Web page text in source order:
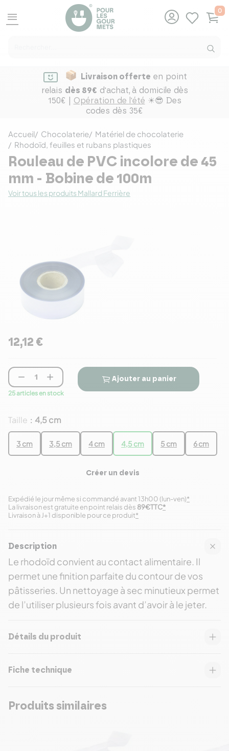
menu
0
Livraison offerte en point
relais dès 89€ d'achat, à domicile dès
150€ | Opération de l'été ☀😎 Des
codes dès 35€
Accueil Chocolaterie
Matériel de chocolaterie
Rhodoïd, feuilles et rubans plastiques
Rouleau de PVC incolore de 45
mm - Bobine de 100m
Voir tous les produits Mallard Ferrière
12,12 €
Taille : 4,5 cm
3 cm 3,5 cm 4 cm 4,5 cm 5 cm 6 cm
 
25 articles en stock
Ajouter au panier
Créer un devis
Expédié le jour même si commandé avant 13h00 (lun-ven)*
Livraison à J+1 disponible pour ce produit*
La livraison est gratuite en point relais dès 89€TTC*
Description
Le rhodoïd convient au contact alimentaire. Il
permet une finition parfaite du contour de vos
pâtisseries. Un nettoyage à sec minutieux permet
de l’utiliser plusieurs fois avant d’avoir à le jeter.
Détails du produit
Fiche technique
Produits similaires